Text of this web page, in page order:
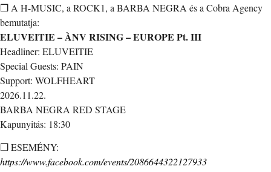
❒ A H-MUSIC, a ROCK1, a BARBA NEGRA és a Cobra Agency
bemutatja:
ELUVEITIE – ÀNV RISING – EUROPE Pt. III
Headliner: ELUVEITIE
Special Guests: PAIN
Support: WOLFHEART
2026.11.22.
BARBA NEGRA RED STAGE
Kapunyitás: 18:30
❒ ESEMÉNY:
https://www.facebook.com/events/2086644322127933